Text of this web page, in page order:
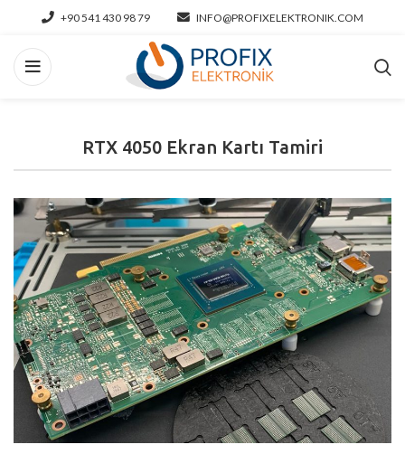
+90 541 430 98 79 INFO@PROFIXELEKTRONIK.COM
RTX 4050 Ekran Kartı Tamiri